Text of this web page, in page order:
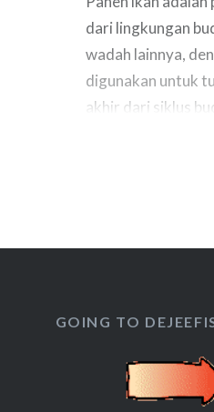
dari lingkungan
wadah lainnya,
digunakan untuk
akhir dari siklus
pemberian
kesehatan ikan
GOING TO